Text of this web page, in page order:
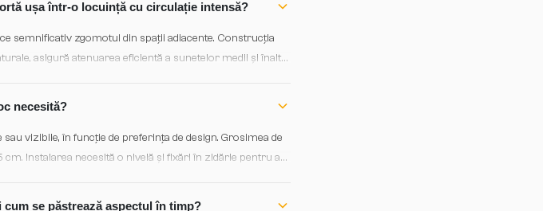
ușa într-o locuință cu circulație intensă?
semnificativ zgomotul din spații adiacente. Construcția
asigură atenuarea eficientă a sunetelor medii și înalte,
necesită?
vizibile, în funcție de preferința de design. Grosimea de
Instalarea necesită o nivelă și fixări în zidărie pentru a
se păstrează aspectul în timp?